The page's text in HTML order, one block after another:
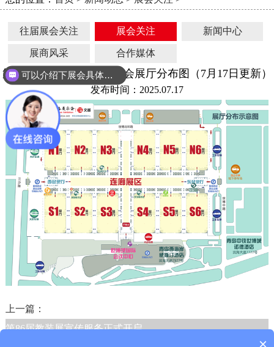
往届展会关注 展会关注 新闻中心
展商风采 合作媒体
第86届中国教育装备展示会展厅分布图（7月17日更新）
发布时间：2025.07.17
上一篇：
第86届教装展宣传服务正式开启
可以介绍下展会具体时间地点么？